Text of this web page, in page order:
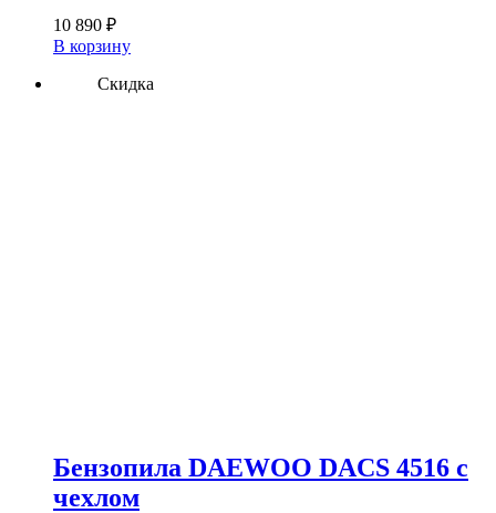
10 890 ₽
В корзину
Скидка
Бензопила DAEWOO DACS 4516 с
чехлом